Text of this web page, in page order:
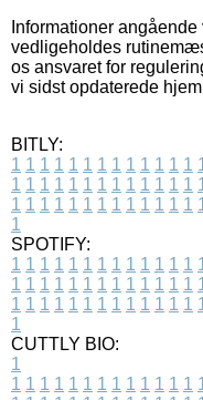
Informationer
vedligeholdes
os ansvaret for
vi sidst opdaterede
BITLY:
1 1 1 1 1 1 1 1 1 1 1 1 1
1 1 1 1 1 1 1 1 1 1 1 1 1
1 1 1 1 1 1 1 1 1 1 1 1 1
1
SPOTIFY:
1 1 1 1 1 1 1 1 1 1 1 1 1
1 1 1 1 1 1 1 1 1 1 1 1 1
1 1 1 1 1 1 1 1 1 1 1 1 1
1
CUTTLY BIO:
1
1 1 1 1 1 1 1 1 1 1 1 1 1